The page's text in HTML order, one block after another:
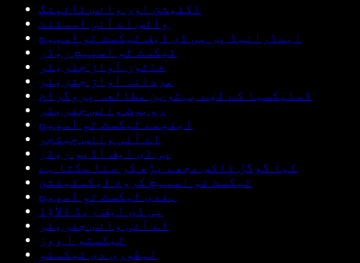
ڈکٹیشن اور وائس ٹائپنگ
وائس اے آئی اسسٹنٹ
اینڈرائیڈ پر پی ڈی ایف ٹیکسٹ ٹو اسپیچ
ٹیکسٹ ٹو اسپیچ ریڈر
خاتون آواز جنریٹر
مردانہ آواز جنریٹر
ڈسلیکسیا کے لیے بہترین مطالعہ پروگرام
روبوٹ وائس جنریٹر
اینیمے ٹیکسٹ ٹو اسپیچ
اے آئی وائس چینجر
پی ڈی ایف آڈیو ریڈر
کیا گوگل ڈاکس مجھے پڑھ کر سنا سکتا ہے
ٹیکسٹ ٹو اسپیچ کروم ایکسٹینشن
ہندی ٹیکسٹ ٹو اسپیچ
پی ڈی ایف ریڈ الاؤڈ
اے آئی وائس جنریٹر
ٹیکستو آ ووز
لیطوری دی ٹیکسٹو